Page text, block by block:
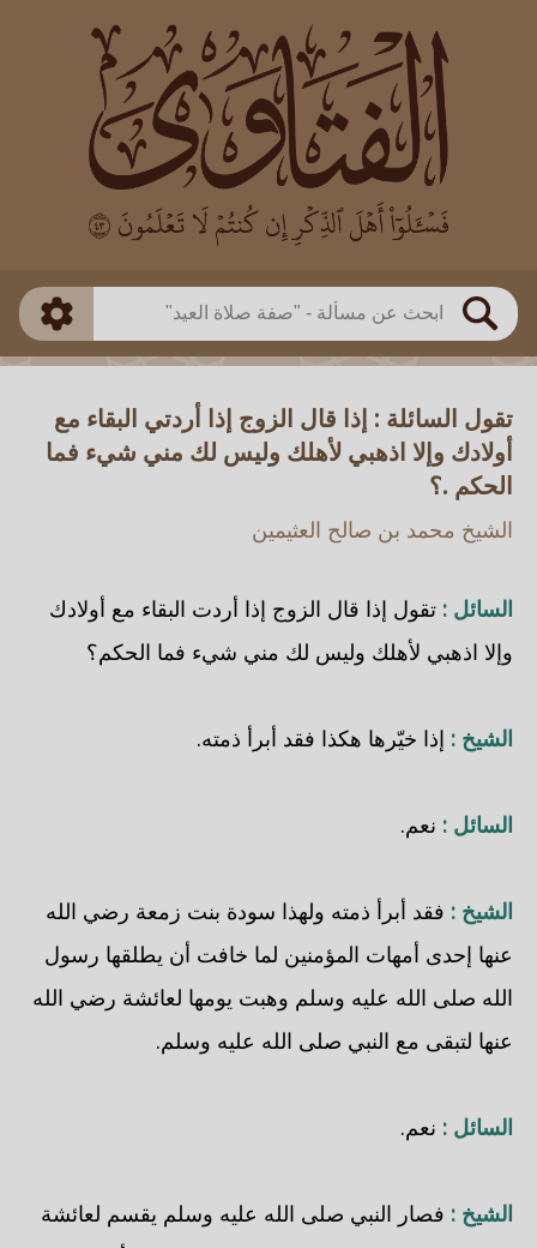
بحث
العالم
بن باز
بن العثيمين
اللجنة الدائمة
طريقة البحث
ذكي
تقول السائلة : إذا قال الزوج إذا أردتي البقاء مع
أولادك وإلا اذهبي لأهلك وليس لك مني شيء فما
الحكم .؟
الشيخ محمد بن صالح العثيمين
السائل : تقول إذا قال الزوج إذا أردت البقاء مع أولادك
وإلا اذهبي لأهلك وليس لك مني شيء فما الحكم؟
الشيخ : إذا خيّرها هكذا فقد أبرأ ذمته.
السائل : نعم.
الشيخ : فقد أبرأ ذمته ولهذا سودة بنت زمعة رضي الله
عنها إحدى أمهات المؤمنين لما خافت أن يطلقها رسول
الله صلى الله عليه وسلم وهبت يومها لعائشة رضي الله
عنها لتبقى مع النبي صلى الله عليه وسلم.
السائل : نعم.
الشيخ : فصار النبي صلى الله عليه وسلم يقسم لعائشة